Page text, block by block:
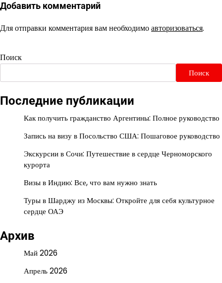
Добавить комментарий
Для отправки комментария вам необходимоавторизоваться.
Поиск
Поиск
Последние публикации
Как получить гражданство Аргентины: Полное руководство
Запись на визу в Посольство США: Пошаговое руководство
Экскурсии в Сочи: Путешествие в сердце Черноморского
курорта
Визы в Индию: Все, что вам нужно знать
Туры в Шарджу из Москвы: Откройте для себя культурное
сердце ОАЭ
Архив
Май 2026
Апрель 2026